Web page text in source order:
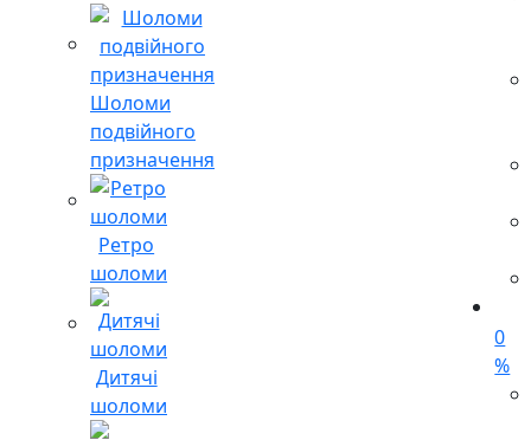
Шоломи
подвійного
призначення
Ретро
шоломи
Дитячі
шоломи
0
%